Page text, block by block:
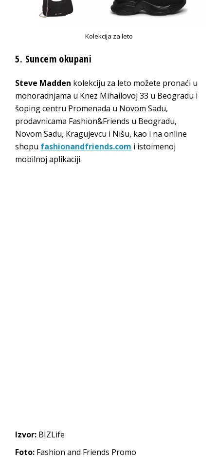
Kolekcija za leto
5. Suncem okupani
Steve Madden kolekciju za leto možete pronaći u
monoradnjama u Knez Mihailovoj 33 u Beogradu i
šoping centru Promenada u Novom Sadu,
prodavnicama Fashion&Friends u Beogradu,
Novom Sadu, Kragujevcu i Nišu, kao i na online
shopu fashionandfriends.com i istoimenoj
mobilnoj aplikaciji.
Izvor: BIZLife
Foto: Fashion and Friends Promo